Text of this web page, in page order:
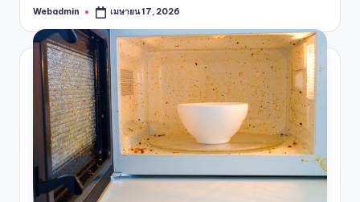
Posted
Webadmin เมษายน 17, 2026